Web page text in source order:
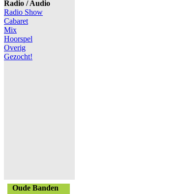
Radio / Audio
Radio Show
Cabaret
Mix
Hoorspel
Overig
Gezocht!
Oude Banden